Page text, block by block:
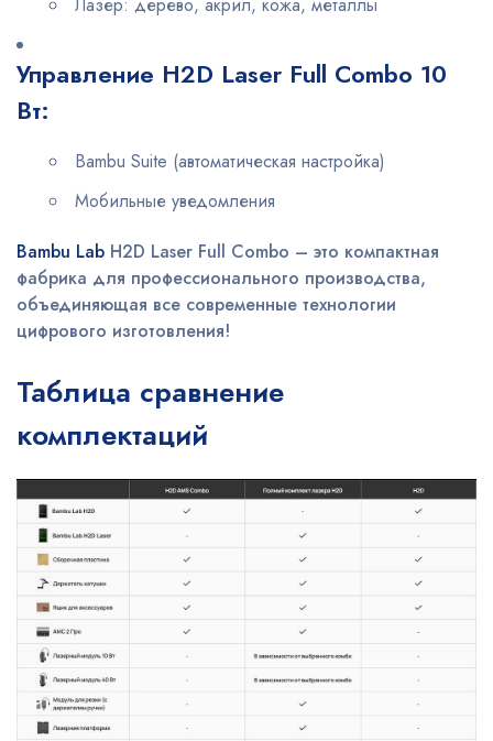
Лазер: дерево, акрил, кожа, металлы
Управление H2D Laser Full Combo 10
Вт:
Bambu Suite (автоматическая настройка)
Мобильные уведомления
Bambu Lab H2D Laser Full Combo – это компактная
фабрика для профессионального производства,
объединяющая все современные технологии
цифрового изготовления!
Таблица сравнение
комплектаций